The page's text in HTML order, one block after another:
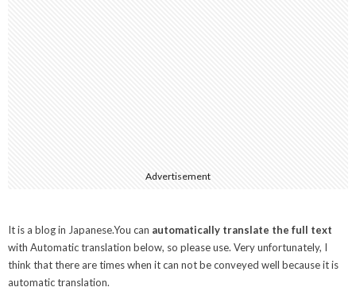
Advertisement
It is a blog in Japanese.You can automatically translate the full text
with Automatic translation below, so please use. Very unfortunately, I
think that there are times when it can not be conveyed well because it is
automatic translation.